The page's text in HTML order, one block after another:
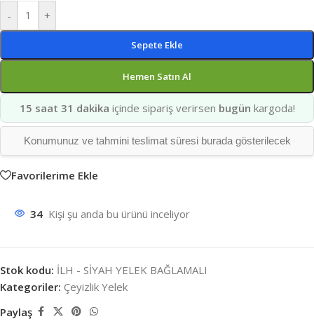
-
+
Sepete Ekle
Hemen Satın Al
15 saat 31 dakika içinde sipariş verirsen bugün kargoda!
Konumunuz ve tahmini teslimat süresi burada gösterilecek
Favorilerime Ekle
34 Kişi şu anda bu ürünü inceliyor
Stok kodu: İLH - SİYAH YELEK BAĞLAMALI
Kategoriler: Çeyizlik Yelek
Paylaş